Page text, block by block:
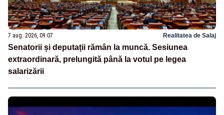
7 aug. 2026, 09:07 Realitatea de Salaj
Senatorii și deputații rămân la muncă. Sesiunea
extraordinară, prelungită până la votul pe legea
salarizării